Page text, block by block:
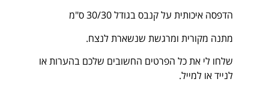
​הדפסה איכותית על קנבס בגודל 30/30 ס"מ
מתנה מקורית ומרגשת שנשארת לנצח.
שלחו לי את כל הפרטים החשובים שלכם בהערות או
לנייד או למייל.